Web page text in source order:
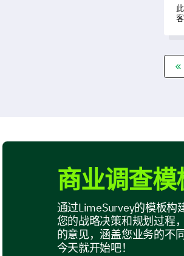
商业调查
通过LimeSurvey的模板构
您的战略决策和规划过程
的意见，涵盖您业务的不
今天就开始吧！